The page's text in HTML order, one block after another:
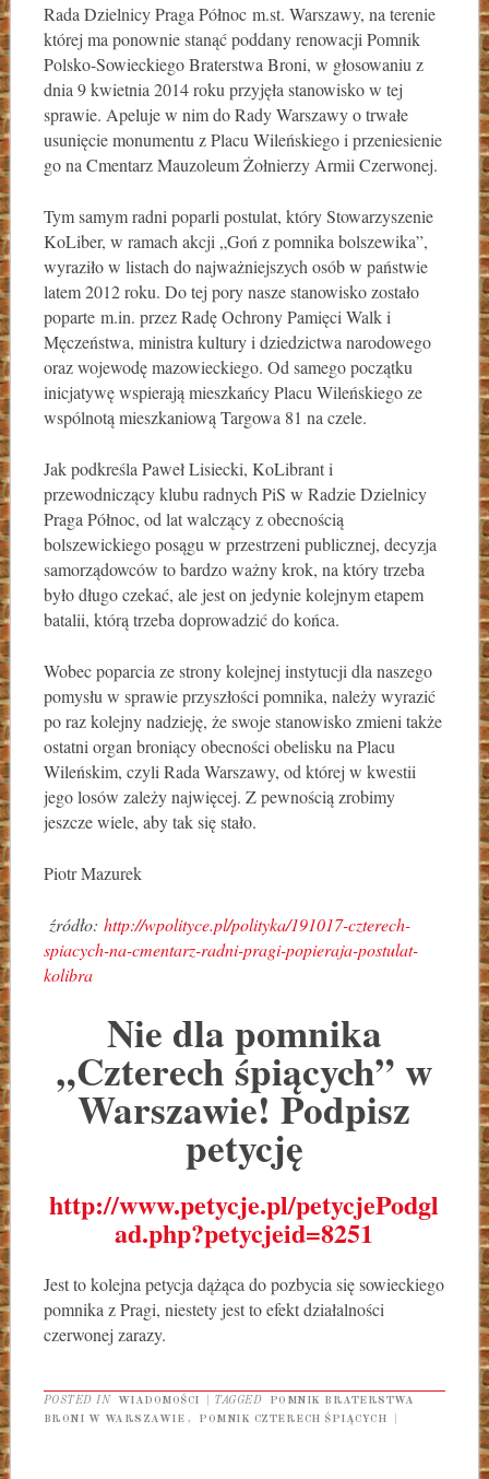
Rada Dzielnicy Praga Północ m.st. Warszawy, na terenie
której ma ponownie stanąć poddany renowacji Pomnik
Polsko-Sowieckiego Braterstwa Broni, w głosowaniu z
dnia 9 kwietnia 2014 roku przyjęła stanowisko w tej
sprawie. Apeluje w nim do Rady Warszawy o trwałe
usunięcie monumentu z Placu Wileńskiego i przeniesienie
go na Cmentarz Mauzoleum Żołnierzy Armii Czerwonej.
Tym samym radni poparli postulat, który Stowarzyszenie
KoLiber, w ramach akcji „Goń z pomnika bolszewika”,
wyraziło w listach do najważniejszych osób w państwie
latem 2012 roku. Do tej pory nasze stanowisko zostało
poparte m.in. przez Radę Ochrony Pamięci Walk i
Męczeństwa, ministra kultury i dziedzictwa narodowego
oraz wojewodę mazowieckiego. Od samego początku
inicjatywę wspierają mieszkańcy Placu Wileńskiego ze
wspólnotą mieszkaniową Targowa 81 na czele.
Jak podkreśla Paweł Lisiecki, KoLibrant i
przewodniczący klubu radnych PiS w Radzie Dzielnicy
Praga Północ, od lat walczący z obecnością
bolszewickiego posągu w przestrzeni publicznej, decyzja
samorządowców to bardzo ważny krok, na który trzeba
było długo czekać, ale jest on jedynie kolejnym etapem
batalii, którą trzeba doprowadzić do końca.
Wobec poparcia ze strony kolejnej instytucji dla naszego
pomysłu w sprawie przyszłości pomnika, należy wyrazić
po raz kolejny nadzieję, że swoje stanowisko zmieni także
ostatni organ broniący obecności obelisku na Placu
Wileńskim, czyli Rada Warszawy, od której w kwestii
jego losów zależy najwięcej. Z pewnością zrobimy
jeszcze wiele, aby tak się stało.
Piotr Mazurek
źródło: http://wpolityce.pl/polityka/191017-czterech-
spiacych-na-cmentarz-radni-pragi-popieraja-postulat-
kolibra
Nie dla pomnika
„Czterech śpiących” w
Warszawie! Podpisz
petycję
http://www.petycje.pl/petycjePodgl
ad.php?petycjeid=8251
Jest to kolejna petycja dążąca do pozbycia się sowieckiego
pomnika z Pragi, niestety jest to efekt działalności
czerwonej zarazy.
POSTED IN WIADOMOŚCI TAGGED
POMNIK BRATERSTWA
BRONI W WARSZAWIE , POMNIK CZTERECH ŚPIĄCYCH